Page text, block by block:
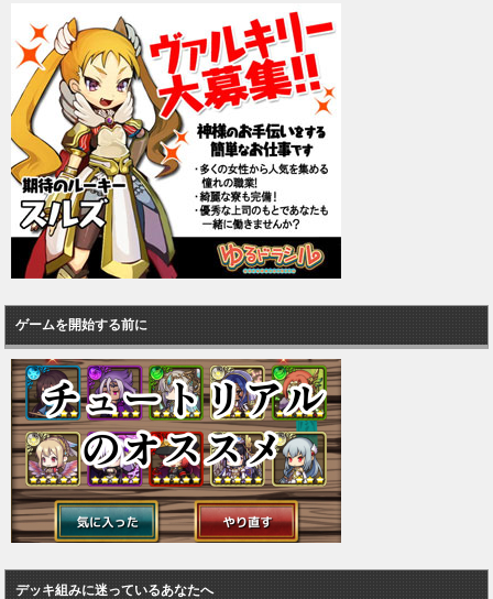
ゲームを開始する前に
デッキ組みに迷っているあなたへ